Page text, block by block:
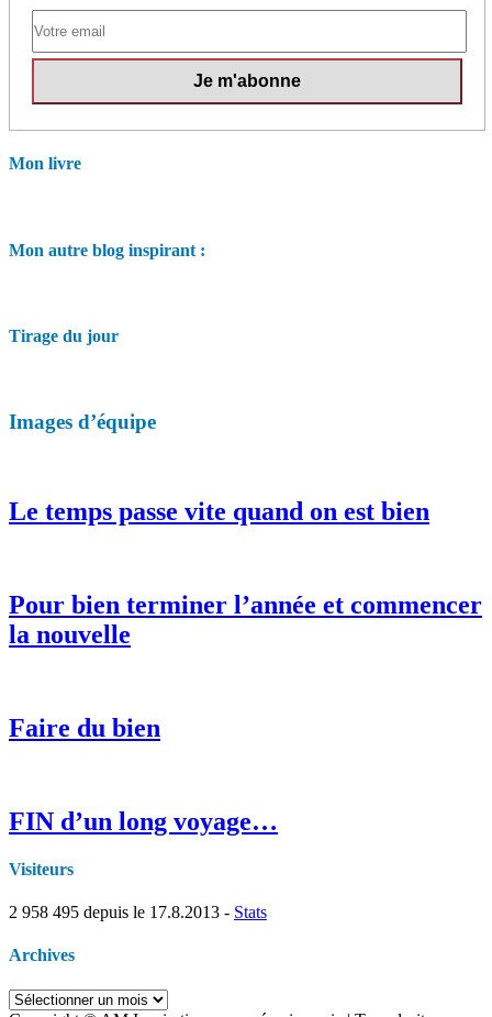
Mon livre
Mon autre blog inspirant :
Tirage du jour
Images d’équipe
Le temps passe vite quand on est bien
Pour bien terminer l’année et commencer
la nouvelle
Faire du bien
FIN d’un long voyage…
Visiteurs
2 958 495 depuis le 17.8.2013 - Stats
Archives
Archives